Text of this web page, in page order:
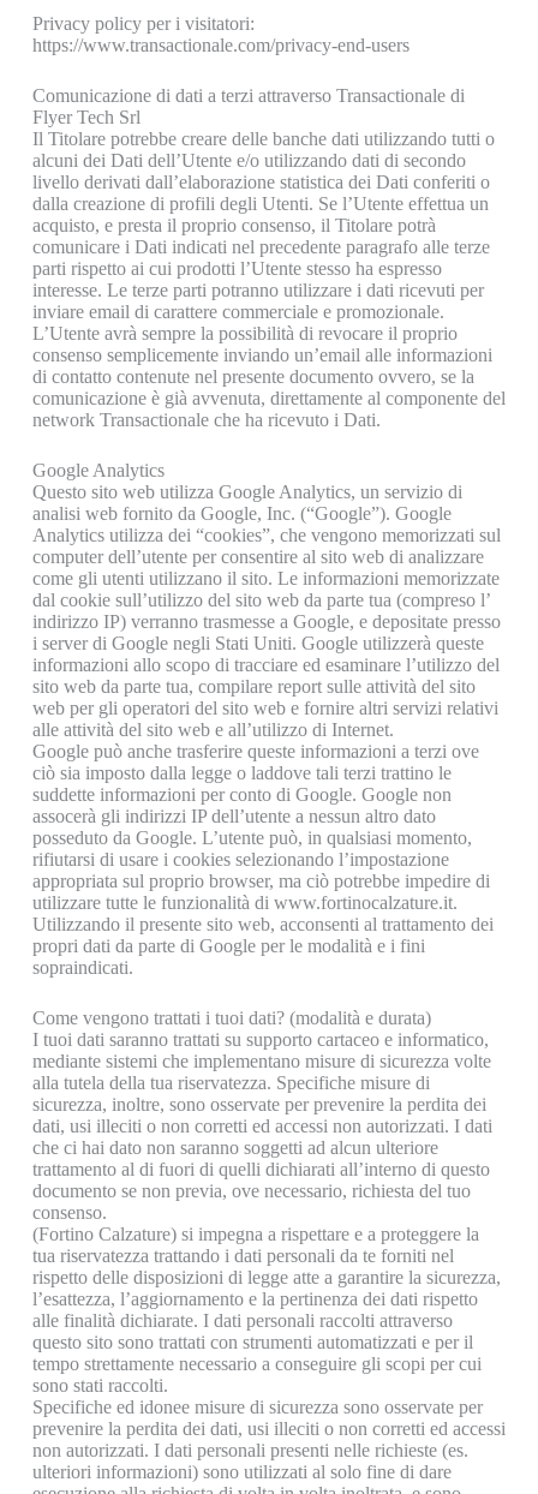
Privacy policy per i visitatori:
https://www.transactionale.com/privacy-end-users
Comunicazione di dati a terzi attraverso Transactionale di
Flyer Tech Srl
Il Titolare potrebbe creare delle banche dati utilizzando tutti o
alcuni dei Dati dell’Utente e/o utilizzando dati di secondo
livello derivati dall’elaborazione statistica dei Dati conferiti o
dalla creazione di profili degli Utenti. Se l’Utente effettua un
acquisto, e presta il proprio consenso, il Titolare potrà
comunicare i Dati indicati nel precedente paragrafo alle terze
parti rispetto ai cui prodotti l’Utente stesso ha espresso
interesse. Le terze parti potranno utilizzare i dati ricevuti per
inviare email di carattere commerciale e promozionale.
L’Utente avrà sempre la possibilità di revocare il proprio
consenso semplicemente inviando un’email alle informazioni
di contatto contenute nel presente documento ovvero, se la
comunicazione è già avvenuta, direttamente al componente del
network Transactionale che ha ricevuto i Dati.
Google Analytics
Questo sito web utilizza Google Analytics, un servizio di
analisi web fornito da Google, Inc. (“Google”). Google
Analytics utilizza dei “cookies”, che vengono memorizzati sul
computer dell’utente per consentire al sito web di analizzare
come gli utenti utilizzano il sito. Le informazioni memorizzate
dal cookie sull’utilizzo del sito web da parte tua (compreso l’
indirizzo IP) verranno trasmesse a Google, e depositate presso
i server di Google negli Stati Uniti. Google utilizzerà queste
informazioni allo scopo di tracciare ed esaminare l’utilizzo del
sito web da parte tua, compilare report sulle attività del sito
web per gli operatori del sito web e fornire altri servizi relativi
alle attività del sito web e all’utilizzo di Internet.
Google può anche trasferire queste informazioni a terzi ove
ciò sia imposto dalla legge o laddove tali terzi trattino le
suddette informazioni per conto di Google. Google non
assocerà gli indirizzi IP dell’utente a nessun altro dato
posseduto da Google. L’utente può, in qualsiasi momento,
rifiutarsi di usare i cookies selezionando l’impostazione
appropriata sul proprio browser, ma ciò potrebbe impedire di
utilizzare tutte le funzionalità di www.fortinocalzature.it.
Utilizzando il presente sito web, acconsenti al trattamento dei
propri dati da parte di Google per le modalità e i fini
sopraindicati.
Come vengono trattati i tuoi dati? (modalità e durata)
I tuoi dati saranno trattati su supporto cartaceo e informatico,
mediante sistemi che implementano misure di sicurezza volte
alla tutela della tua riservatezza. Specifiche misure di
sicurezza, inoltre, sono osservate per prevenire la perdita dei
dati, usi illeciti o non corretti ed accessi non autorizzati. I dati
che ci hai dato non saranno soggetti ad alcun ulteriore
trattamento al di fuori di quelli dichiarati all’interno di questo
documento se non previa, ove necessario, richiesta del tuo
consenso.
(Fortino Calzature) si impegna a rispettare e a proteggere la
tua riservatezza trattando i dati personali da te forniti nel
rispetto delle disposizioni di legge atte a garantire la sicurezza,
l’esattezza, l’aggiornamento e la pertinenza dei dati rispetto
alle finalità dichiarate. I dati personali raccolti attraverso
questo sito sono trattati con strumenti automatizzati e per il
tempo strettamente necessario a conseguire gli scopi per cui
sono stati raccolti.
Specifiche ed idonee misure di sicurezza sono osservate per
prevenire la perdita dei dati, usi illeciti o non corretti ed accessi
non autorizzati. I dati personali presenti nelle richieste (es.
ulteriori informazioni) sono utilizzati al solo fine di dare